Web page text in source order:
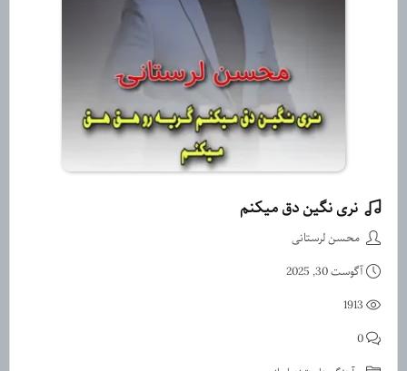
دانلود آهنگ نری نگین دق
نری نگین دق میکنم
محسن لرستانی
آگوست 30, 2025
1913
0